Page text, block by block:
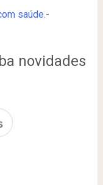
saúde .-
novidades